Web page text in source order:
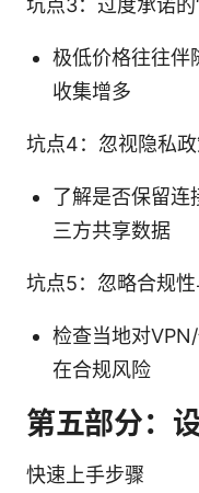
极低价格往往伴
收集增多
坑点4：忽视隐私
了解是否保留连
三方共享数据
坑点5：忽略合规
检查当地对
在合规风险
第五部分：
快速上手步骤